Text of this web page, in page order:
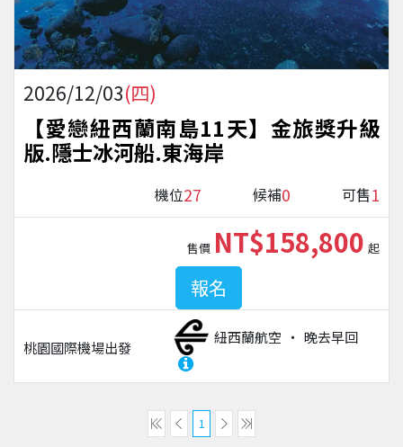
2026/12/03(四)
【愛戀紐西蘭南島11天】金旅獎升級
版.隱士冰河船.東海岸
機位27 候補0 可售1
桃園國際機場出發
紐西蘭航空 晚去早回
售價 NT$158,800 起
報名
1